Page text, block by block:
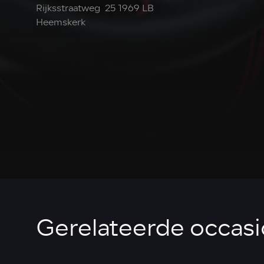
Rijksstraatweg 25 1969 LB
Heemskerk
Gerelateerde